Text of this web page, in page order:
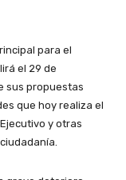
para el
el 29 de
sus propuestas
que hoy realiza el
y otras